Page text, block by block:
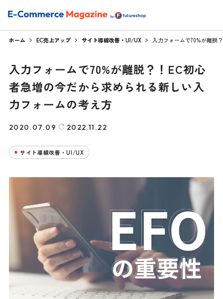
ホーム EC売上アップ サイト導線改善・UI/UX 入力フォームで70%が離脱
入力フォームで70%が離脱？！EC初心
者急増の今だから求められる新しい入
力フォームの考え方
2020.07.09 2022.11.22
サイト導線改善・UI/UX